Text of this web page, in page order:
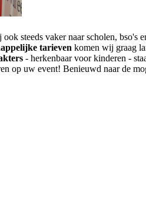
steeds vaker naar scholen, bso's
tarieven komen wij graag
- herkenbaar voor kinderen -
op uw event! Benieuwd naar de